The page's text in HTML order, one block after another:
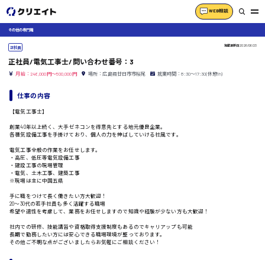
WEB相談
その他の専門職
正社員 掲載更新日2026/06/23
正社員/電気工事士/問い合わせ番号：3
月給：246,000円～500,000円 場所：広島県廿日市市桜尾 就業時間：8:30〜17:30(休憩1h)
仕事の内容
【電気工事士】
創業40年以上続く、大手ゼネコンを得意先とする地元優良企業。
各種気設備工事を手掛けており、個人の力を伸ばしていける社風です。
電気工事全般の作業をお任せします。
・高圧、低圧等電気設備工事
・建設工事の現場管理
・電気、土木工事、建築工事
※現場は主に中国五県
手に職をつけて長く働きたい方大歓迎！
20〜30代の若手社員も多く活躍する職場
希望や適性を考慮して、業務をお任せしますので知識や経験が少ない方も大歓迎！
社内での研修、技能講習や資格取得支援制度もあるのでキャリアップも可能
長期で勤務したい方には安心できる職場環境が整っております。
その他ご不明な点がございましたらお気軽にご相談ください！